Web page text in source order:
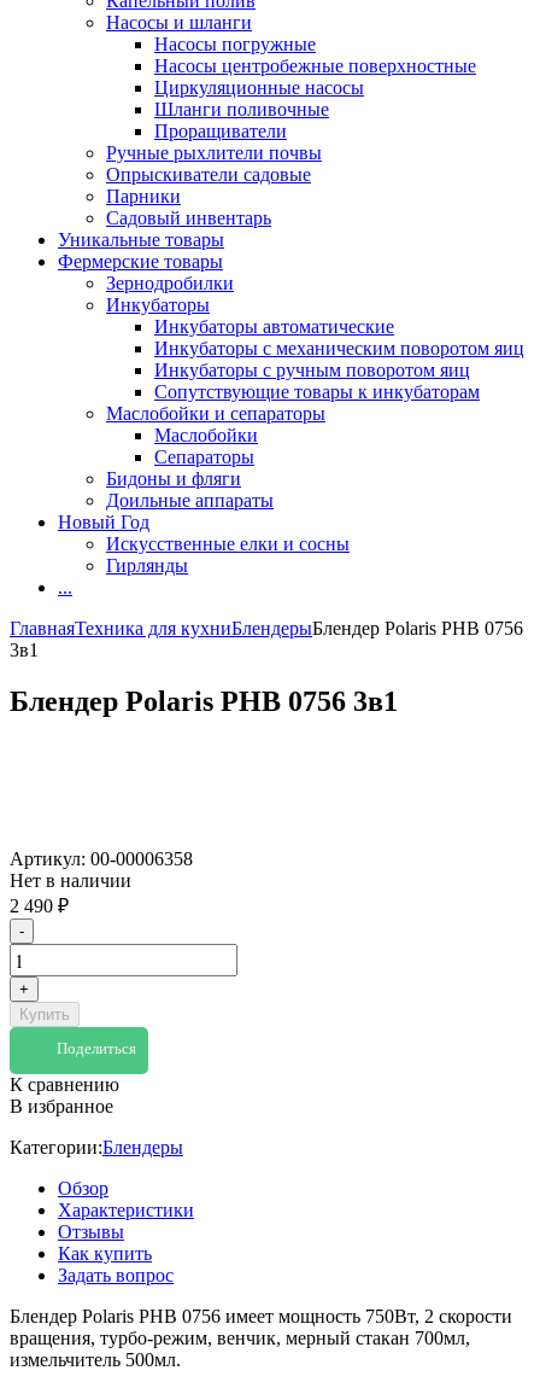
Насосы и шланги
Насосы погружные
Насосы центробежные поверхностные
Циркуляционные насосы
Шланги поливочные
Проращиватели
Ручные рыхлители почвы
Опрыскиватели садовые
Парники
Садовый инвентарь
Уникальные товары
Фермерские товары
Зернодробилки
Инкубаторы
Инкубаторы автоматические
Инкубаторы с механическим поворотом яиц
Инкубаторы с ручным поворотом яиц
Сопутствующие товары к инкубаторам
Маслобойки и сепараторы
Маслобойки
Сепараторы
Бидоны и фляги
Доильные аппараты
Новый Год
Искусственные елки и сосны
Гирлянды
...
ГлавнаяТехника для кухниБлендерыБлендер Polaris PHB 0756
3в1
Блендер Polaris PHB 0756 3в1
Артикул: 00-00006358
Нет в наличии
2 490 ₽
-
+
Купить
Поделиться
К сравнению
В избранное
Категории:Блендеры
Обзор
Характеристики
Отзывы
Как купить
Задать вопрос
Блендер Polaris PHB 0756 имеет мощность 750Вт, 2 скорости
вращения, турбо-режим, венчик, мерный стакан 700мл,
измельчитель 500мл.